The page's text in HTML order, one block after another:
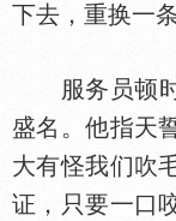
下去，重换一
服务员顿时
盛名。他指天
大有怪我们吹
证，只要一口